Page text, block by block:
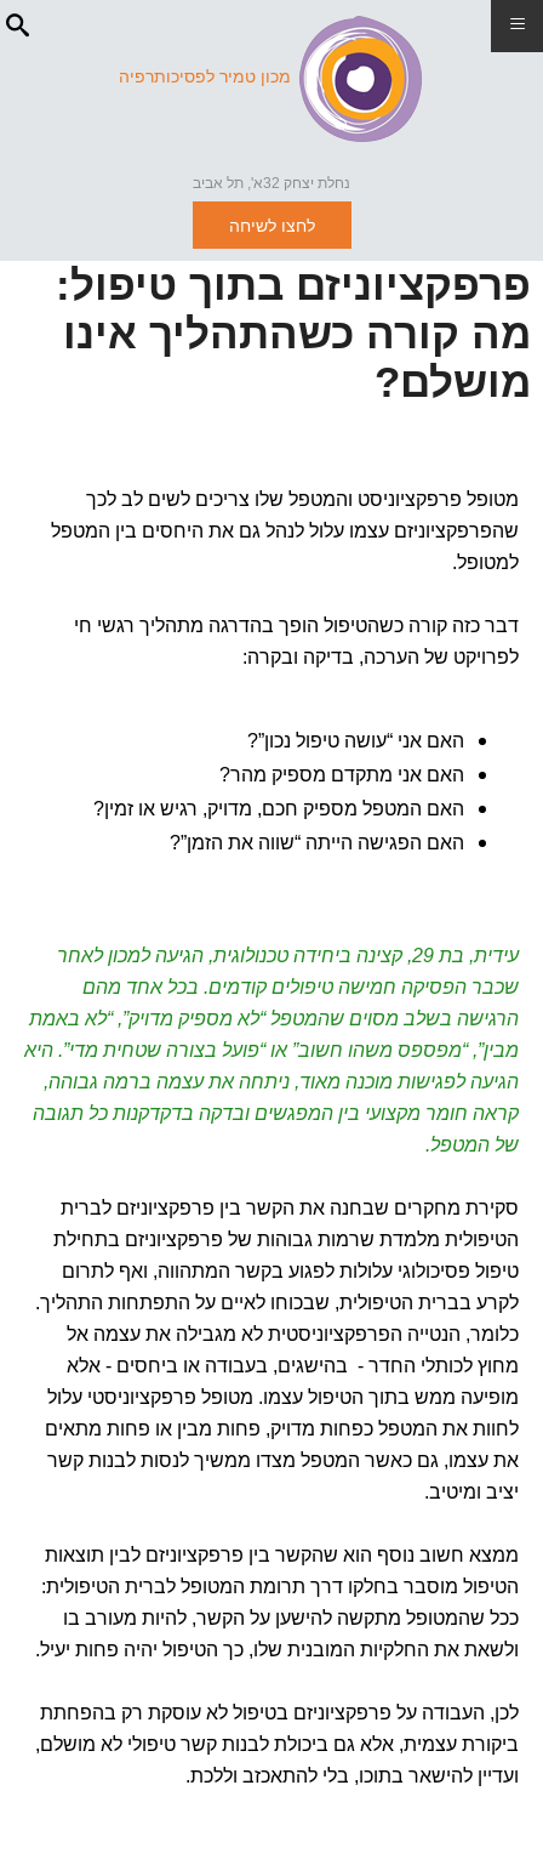
מכון טמיר לפסיכותרפיה
נחלת יצחק 32א', תל אביב
לחצו לשיחה
פרפקציוניזם בתוך טיפול:
מה קורה כשהתהליך אינו
מושלם?
מטופל פרפקציוניסט והמטפל שלו צריכים לשים לב לכך
שהפרפקציוניזם עצמו עלול לנהל גם את היחסים בין המטפל
למטופל.
דבר כזה קורה כשהטיפול הופך בהדרגה מתהליך רגשי חי
לפרויקט של הערכה, בדיקה ובקרה:
האם אני “עושה טיפול נכון”?
האם אני מתקדם מספיק מהר?
האם המטפל מספיק חכם, מדויק, רגיש או זמין?
האם הפגישה הייתה “שווה את הזמן”?
עידית, בת 29, קצינה ביחידה טכנולוגית, הגיעה למכון לאחר
שכבר הפסיקה חמישה טיפולים קודמים. בכל אחד מהם
הרגישה בשלב מסוים שהמטפל “לא מספיק מדויק”, “לא באמת
מבין”, “מפספס משהו חשוב” או “פועל בצורה שטחית מדי”. היא
הגיעה לפגישות מוכנה מאוד, ניתחה את עצמה ברמה גבוהה,
קראה חומר מקצועי בין המפגשים ובדקה בדקדקנות כל תגובה
של המטפל.
סקירת מחקרים שבחנה את הקשר בין פרפקציוניזם לברית
הטיפולית מלמדת שרמות גבוהות של פרפקציוניזם בתחילת
טיפול פסיכולוגי עלולות לפגוע בקשר המתהווה, ואף לתרום
לקרע בברית הטיפולית, שבכוחו לאיים על התפתחות התהליך.
כלומר, הנטייה הפרפקציוניסטית לא מגבילה את עצמה אל
מחוץ לכותלי החדר - בהישגים, בעבודה או ביחסים - אלא
מופיעה ממש בתוך הטיפול עצמו. מטופל פרפקציוניסטי עלול
לחוות את המטפל כפחות מדויק, פחות מבין או פחות מתאים
את עצמו, גם כאשר המטפל מצדו ממשיך לנסות לבנות קשר
יציב ומיטיב.
ממצא חשוב נוסף הוא שהקשר בין פרפקציוניזם לבין תוצאות
הטיפול מוסבר בחלקו דרך תרומת המטופל לברית הטיפולית:
ככל שהמטופל מתקשה להישען על הקשר, להיות מעורב בו
ולשאת את החלקיות המובנית שלו, כך הטיפול יהיה פחות יעיל.
לכן, העבודה על פרפקציוניזם בטיפול לא עוסקת רק בהפחתת
ביקורת עצמית, אלא גם ביכולת לבנות קשר טיפולי לא מושלם,
ועדיין להישאר בתוכו, בלי להתאכזב וללכת.
≡